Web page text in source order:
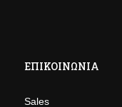
ΕΠΙΚΟΙΝΩΝΊΑ
Sales